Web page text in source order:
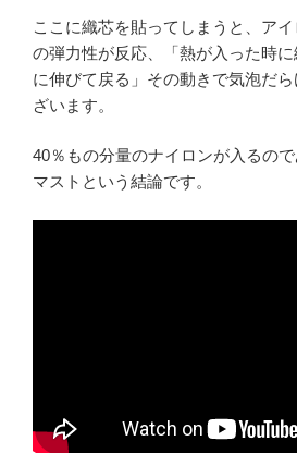
ここに織芯を貼ってしまうと、ア
の弾力性が反応、「熱が入った時
に伸びて戻る」その動きで気泡だ
ざいます。
40％もの分量のナイロンが入るの
マストという結論です。